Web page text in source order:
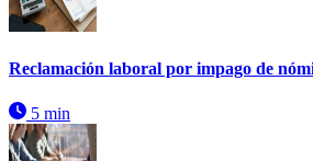
Reclamación laboral por impago de
5 min